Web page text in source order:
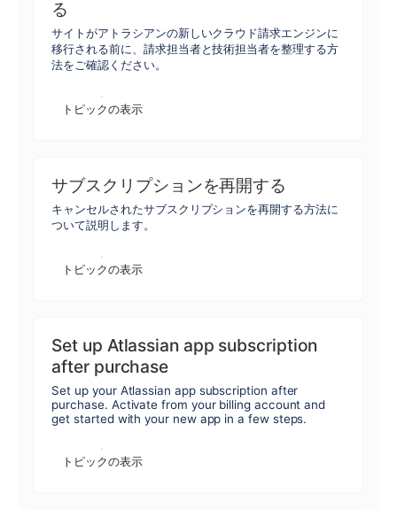
る
サイトがアトラシアンの新しいクラウド請求エンジンに
移行される前に、請求担当者と技術担当者を整理する方
法をご確認ください。
トピックの表示
サブスクリプションを再開する
キャンセルされたサブスクリプションを再開する方法に
ついて説明します。
トピックの表示
Set up Atlassian app subscription
after purchase
Set up your Atlassian app subscription after
purchase. Activate from your billing account and
get started with your new app in a few steps.
トピックの表示